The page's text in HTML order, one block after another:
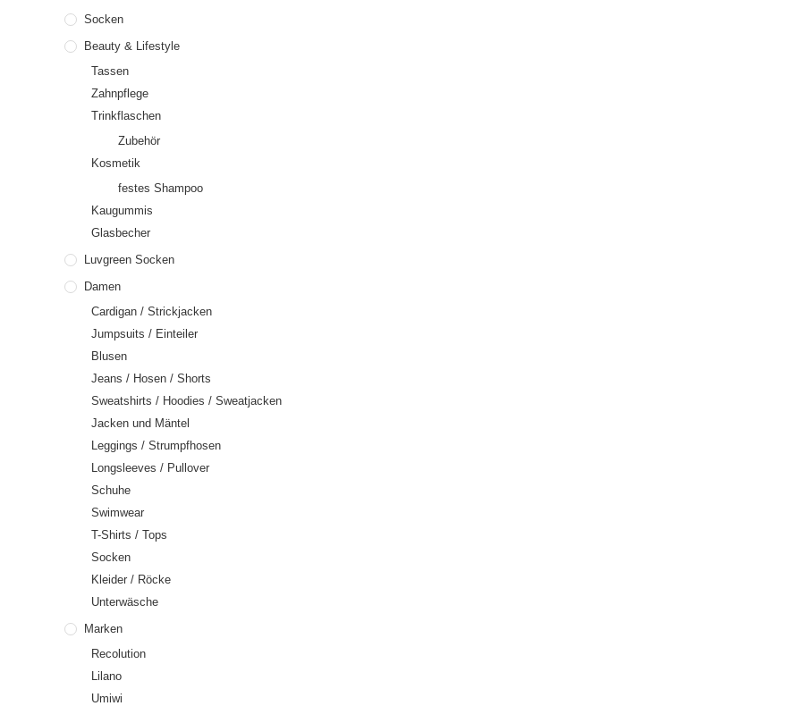
Socken
Beauty & Lifestyle
Tassen
Zahnpflege
Trinkflaschen
Zubehör
Kosmetik
festes Shampoo
Kaugummis
Glasbecher
Luvgreen Socken
Damen
Cardigan / Strickjacken
Jumpsuits / Einteiler
Blusen
Jeans / Hosen / Shorts
Sweatshirts / Hoodies / Sweatjacken
Jacken und Mäntel
Leggings / Strumpfhosen
Longsleeves / Pullover
Schuhe
Swimwear
T-Shirts / Tops
Socken
Kleider / Röcke
Unterwäsche
Marken
Recolution
Lilano
Umiwi